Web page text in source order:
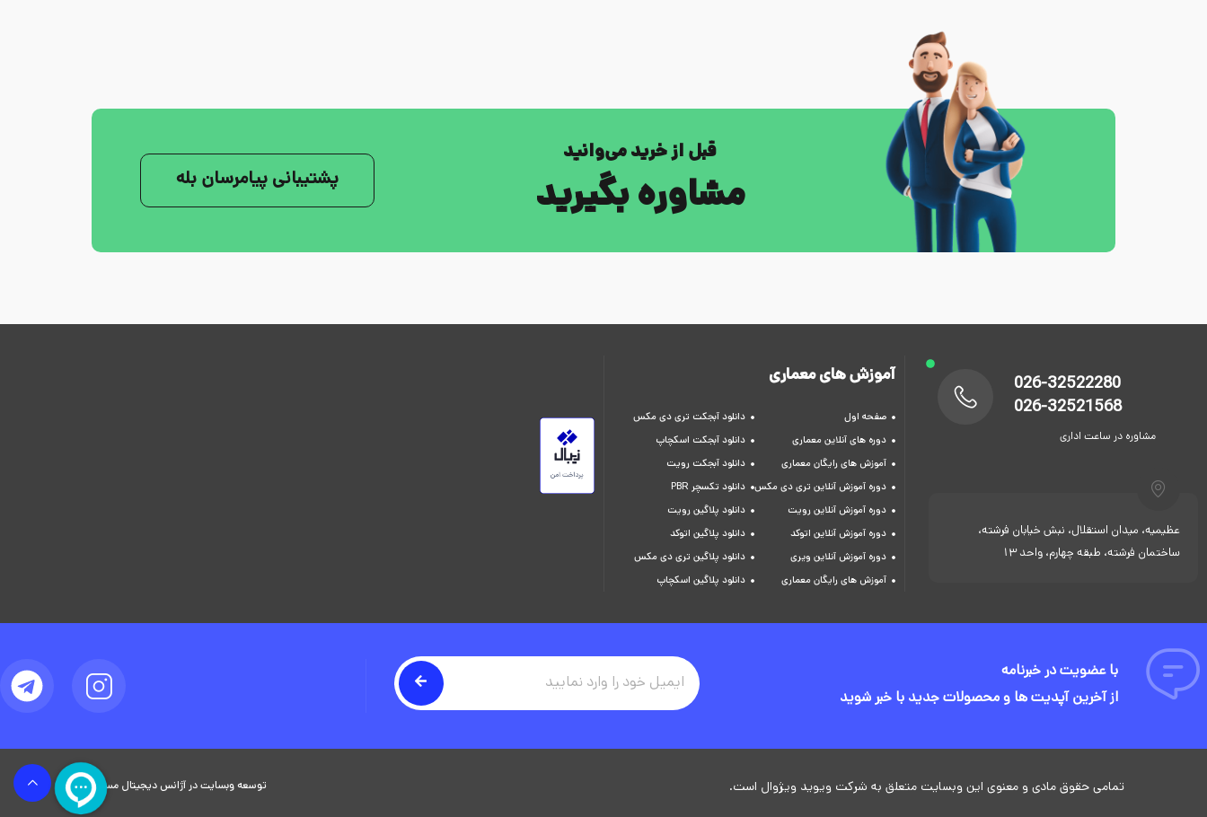
قبل از خرید می‌وانید
مشاوره بگیرید پشتیبانی پیامرسان بله
026-32522280
026-32521568
مشاوره در ساعت اداری
عظیمیه، میدان استقلال، نبش خیابان فرشته،
ساختمان فرشته، طبقه چهارم، واحد 13
آموزش های معماری
صفحه اول
دوره های آنلاین معماری
آموزش های رایگان معماری
دوره آموزش آنلاین تری دی مکس
دوره آموزش آنلاین رویت
دوره آموزش آنلاین اتوکد
دوره آموزش آنلاین ویری
آموزش های رایگان معماری
دانلود آبجکت تری دی مکس
دانلود آبجکت اسکچاپ
دانلود آبجکت رویت
دانلود تکسچر PBR
دانلود پلاگین رویت
دانلود پلاگین اتوکد
دانلود پلاگین تری دی مکس
دانلود پلاگین اسکچاپ
با عضویت در خبرنامه
از آخرین آپدیت ها و محصولات جدید با خبر شوید
تمامی حقوق مادی و معنوی این وبسایت متعلق به شرکت ویوید ویژوال است. توسعه وبسایت در آژانس دیجیتال مستر ادز